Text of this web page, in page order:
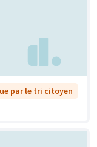
par le tri citoyen